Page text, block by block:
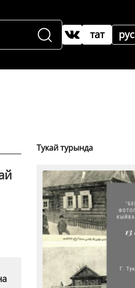
рус
тат
Тукай турында